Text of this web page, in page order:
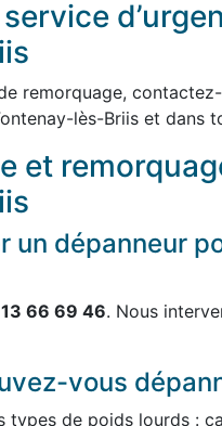
remorquage,
lès-Briis et dans
et
un dépanneur
66 69 46. Nous
vous
types de poids lourds :